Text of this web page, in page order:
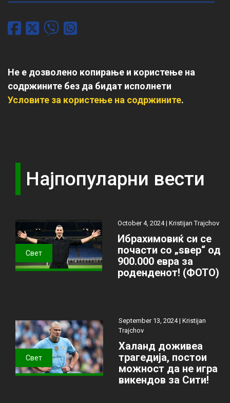
Не е дозволено копирање и користење на
содржините без да бидат исполнети
Условите за користење на содржините.
Најпопуларни вести
Свет
October 4, 2024 |Kristijan Trajchov
Ибрахимовиќ си се
почасти со „ѕвер“ од
900.000 евра за
роденденот! (ФОТО)
Свет
September 13, 2024 | Kristijan
Trajchov
Халанд доживеа
трагедија, постои
можност да не игра
викендов за Сити!